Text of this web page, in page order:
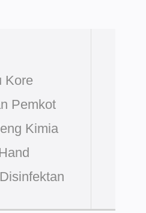
Kore
Pemkot
Kimia